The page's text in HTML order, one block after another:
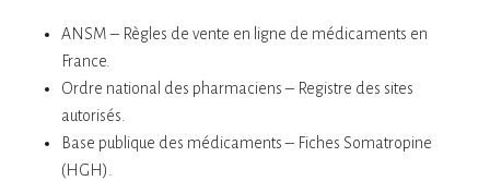
ANSM – Règles de vente en ligne de médicaments en
France.
Ordre national des pharmaciens – Registre des sites
autorisés.
Base publique des médicaments – Fiches Somatropine
(HGH).